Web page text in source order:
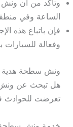
الساعة وفي
فإن باتباع هذه
وفعالة
ونش سطحة هدية
هل تبحث عن ونش
تعرضت للحوادث